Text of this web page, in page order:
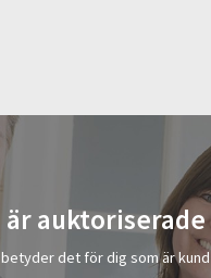
är auktoriserade
betyder det för dig som är kund